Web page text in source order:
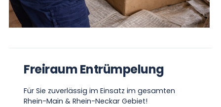
Freiraum Entrümpelung
Für Sie zuverlässig im Einsatz im gesamten
Rhein-Main & Rhein-Neckar Gebiet!